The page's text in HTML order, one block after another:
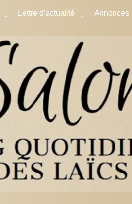
Lettre d’actualité Annonces